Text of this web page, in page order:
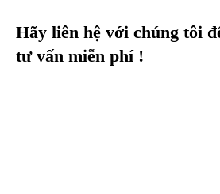
Hãy liên hệ với chúng tôi
tư vấn miễn phí !